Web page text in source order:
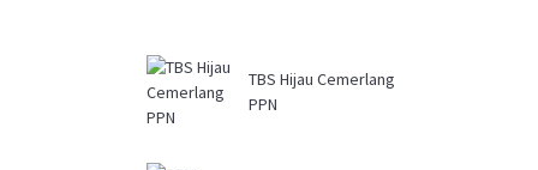
TBS Hijau Cemerlang
PPN